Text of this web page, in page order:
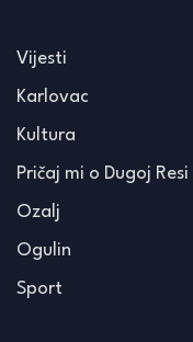
Vijesti
Karlovac
Kultura
Pričaj mi o Dugoj Resi
Ozalj
Ogulin
Sport